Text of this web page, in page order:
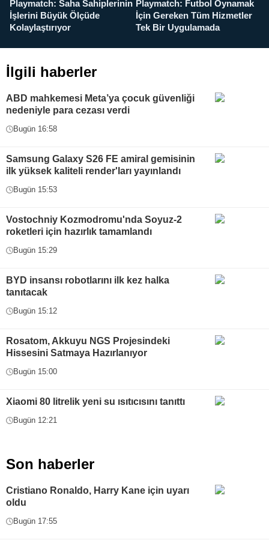
Playmatch: Saha Sahiplerinin
İşlerini Büyük Ölçüde
Kolaylaştırıyor
Playmatch: Futbol Oynamak
İçin Gereken Tüm Hizmetler
Tek Bir Uygulamada
İlgili haberler
ABD mahkemesi Meta’ya çocuk güvenliği
nedeniyle para cezası verdi
Bugün 16:58
Samsung Galaxy S26 FE amiral gemisinin
ilk yüksek kaliteli render'ları yayınlandı
Bugün 15:53
Vostochniy Kozmodromu'nda Soyuz-2
roketleri için hazırlık tamamlandı
Bugün 15:29
BYD insansı robotlarını ilk kez halka
tanıtacak
Bugün 15:12
Rosatom, Akkuyu NGS Projesindeki
Hissesini Satmaya Hazırlanıyor
Bugün 15:00
Xiaomi 80 litrelik yeni su ısıtıcısını tanıttı
Bugün 12:21
Son haberler
Cristiano Ronaldo, Harry Kane için uyarı
oldu
Bugün 17:55